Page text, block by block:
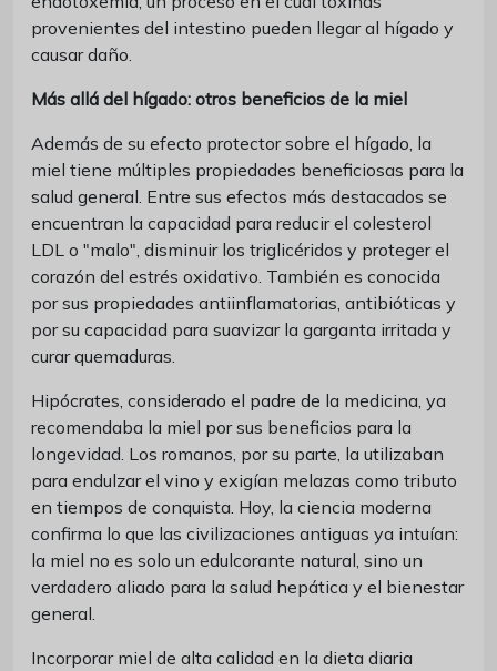
provenientes del intestino pueden llegar al hígado y
causar daño.
Más allá del hígado: otros beneficios de la miel
Además de su efecto protector sobre el hígado, la
miel tiene múltiples propiedades beneficiosas para la
salud general. Entre sus efectos más destacados se
encuentran la capacidad para reducir el colesterol
LDL o "malo", disminuir los triglicéridos y proteger el
corazón del estrés oxidativo. También es conocida
por sus propiedades antiinflamatorias, antibióticas y
por su capacidad para suavizar la garganta irritada y
curar quemaduras.
Hipócrates, considerado el padre de la medicina, ya
recomendaba la miel por sus beneficios para la
longevidad. Los romanos, por su parte, la utilizaban
para endulzar el vino y exigían melazas como tributo
en tiempos de conquista. Hoy, la ciencia moderna
confirma lo que las civilizaciones antiguas ya intuían:
la miel no es solo un edulcorante natural, sino un
verdadero aliado para la salud hepática y el bienestar
general.
Incorporar miel de alta calidad en la dieta diaria